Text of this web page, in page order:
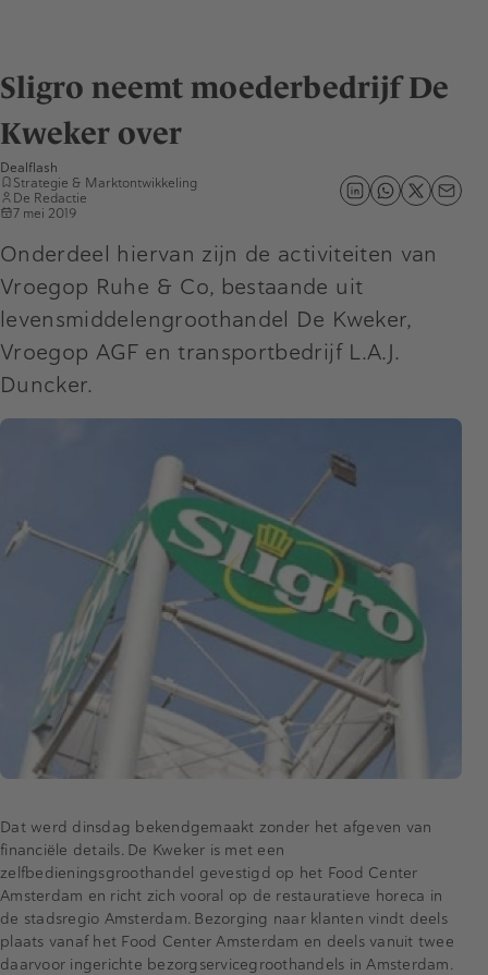
Sligro neemt moederbedrijf De
Kweker over
Dealflash
Strategie & Marktontwikkeling
De Redactie
7 mei 2019
Onderdeel hiervan zijn de activiteiten van
Vroegop Ruhe & Co, bestaande uit
levensmiddelengroothandel De Kweker,
Vroegop AGF en transportbedrijf L.A.J.
Duncker.
Dat werd dinsdag bekendgemaakt zonder het afgeven van
financiële details. De Kweker is met een
zelfbedieningsgroothandel gevestigd op het Food Center
Amsterdam en richt zich vooral op de restauratieve horeca in
de stadsregio Amsterdam. Bezorging naar klanten vindt deels
plaats vanaf het Food Center Amsterdam en deels vanuit twee
daarvoor ingerichte bezorgservicegroothandels in Amsterdam.